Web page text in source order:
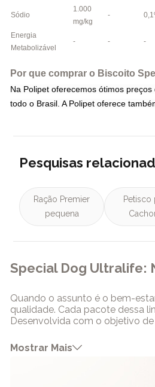
Sódio
1.000
mg/kg
-
Energia
Metabolizável
- - -
Por que comprar o Biscoito
Na Polipet oferecemos ótimos
todo o Brasil. A Polipet oferece
Pesquisas
Ração Premier
pequena
Petisco
Special Dog Ultralife:
Quando o assunto é o bem-
qualidade. Cada pacote dessa
Desenvolvida com o objetivo
ativo e emocionalmente
dos pets, mas também
companheiro. A linha Special
Mostrar Mais